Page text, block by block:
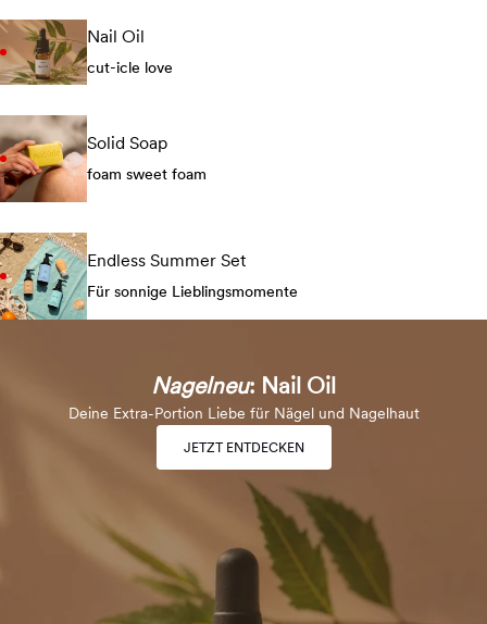
Nail Oil
cut-icle love
Solid Soap
foam sweet foam
Endless Summer Set
Für sonnige Lieblingsmomente
Nagelneu: Nail Oil
Deine Extra-Portion Liebe für Nägel und Nagelhaut
JETZT ENTDECKEN